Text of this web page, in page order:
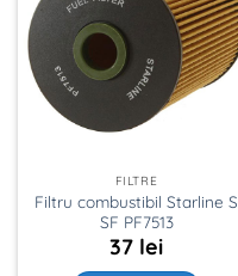
FILTRE
Filtru combustibil Starline S
SF PF7513
37 lei